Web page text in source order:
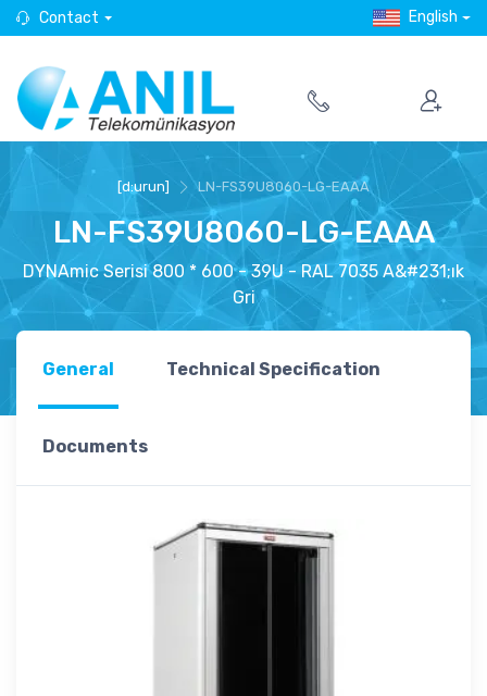
Contact English
[d:urun] LN-FS39U8060-LG-EAAA
LN-FS39U8060-LG-EAAA
DYNAmic Serisi 800 * 600 - 39U - RAL 7035 A&#231;ık
Gri
General Technical Specification
Documents